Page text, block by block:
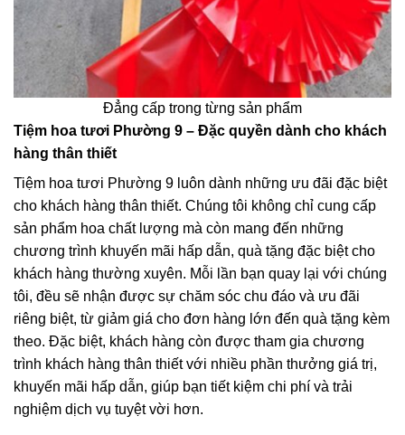
Đẳng cấp trong từng sản phẩm
Tiệm hoa tươi Phường 9 – Đặc quyền dành cho khách
hàng thân thiết
Tiệm hoa tươi Phường 9 luôn dành những ưu đãi đặc biệt
cho khách hàng thân thiết. Chúng tôi không chỉ cung cấp
sản phẩm hoa chất lượng mà còn mang đến những
chương trình khuyến mãi hấp dẫn, quà tặng đặc biệt cho
khách hàng thường xuyên. Mỗi lần bạn quay lại với chúng
tôi, đều sẽ nhận được sự chăm sóc chu đáo và ưu đãi
riêng biệt, từ giảm giá cho đơn hàng lớn đến quà tặng kèm
theo. Đặc biệt, khách hàng còn được tham gia chương
trình khách hàng thân thiết với nhiều phần thưởng giá trị,
khuyến mãi hấp dẫn, giúp bạn tiết kiệm chi phí và trải
nghiệm dịch vụ tuyệt vời hơn.